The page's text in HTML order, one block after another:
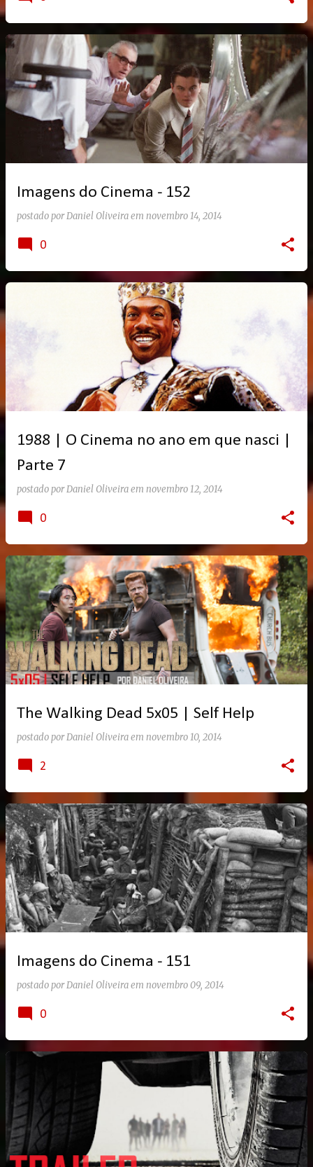
Imagens do Cinema - 152
postado porDaniel Oliveiraem novembro 14, 2014
0
1988 | O Cinema no ano em que nasci |
Parte 7
postado porDaniel Oliveiraem novembro 12, 2014
0
The Walking Dead 5x05 | Self Help
postado porDaniel Oliveiraem novembro 10, 2014
2
Imagens do Cinema - 151
postado porDaniel Oliveiraem novembro 09, 2014
0